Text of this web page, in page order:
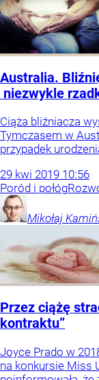
Australia.
niezwykle
Ciąża bliźniacza
Tymczasem w
przypadek
29 kwi 2019 10:56
Poród i połóg
Mikołaj
Przez ciążę
kontraktu”
Joyce Prado w
na konkursie Miss